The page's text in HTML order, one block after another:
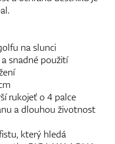
na slunci
snadné použití
rukojeť o 4 palce
a dlouhou životnost
který hledá